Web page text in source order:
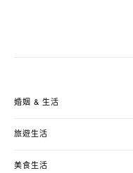
婚姻 & 生活
旅遊生活
美食生活